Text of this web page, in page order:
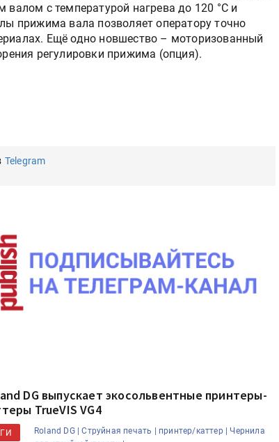
с температурой нагрева до 120 °C и
прижима вала позволяет оператору точно
Ещё одно новшество – моторизованный
регулировки прижима (опция).
Telegram
DG выпускает экосольвентные принтеры-
TrueVIS VG4
Roland DG | Струйная печать | принтер/каттер |
Чернила